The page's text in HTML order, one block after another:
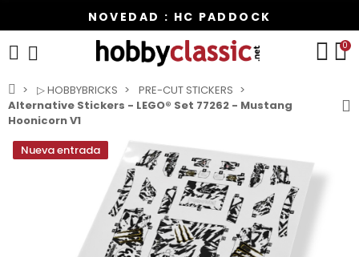
NOVEDAD : HC PADDOCK
0
▷ HOBBYBRICKS
PRE-CUT STICKERS
Alternative Stickers - LEGO® Set 77262 - Mustang
Hoonicorn V1
Nueva entrada